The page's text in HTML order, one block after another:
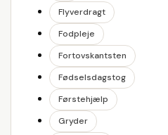
Flyverdragt
Fodpleje
Fortovskantsten
Fødselsdagstog
Førstehjælp
Gryder